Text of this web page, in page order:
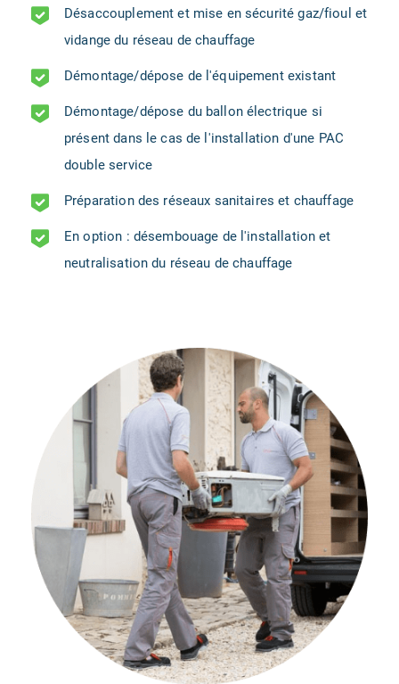
Désaccouplement et mise en sécurité gaz/fioul et
vidange du réseau de chauffage
Démontage/dépose de l'équipement existant
Démontage/dépose du ballon électrique si
présent dans le cas de l'installation d'une PAC
double service
Préparation des réseaux sanitaires et chauffage
En option : désembouage de l'installation et
neutralisation du réseau de chauffage